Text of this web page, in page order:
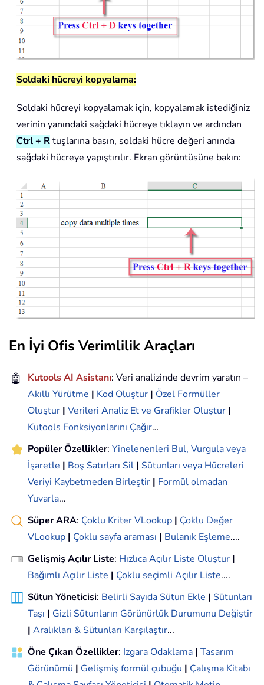
Soldaki hücreyi kopyalama:
Soldaki hücreyi kopyalamak için, kopyalamak istediğiniz
verinin yanındaki sağdaki hücreye tıklayın ve ardından
Ctrl + Rtuşlarına basın, soldaki hücre değeri anında
sağdaki hücreye yapıştırılır. Ekran görüntüsüne bakın:
En İyi Ofis Verimlilik Araçları
🤖 Kutools AI Asistanı: Veri analizinde devrim yaratın –
Akıllı Yürütme | Kod Oluştur | Özel Formüller
Oluştur | Verileri Analiz Et ve Grafikler Oluştur |
Kutools Fonksiyonlarını Çağır…
Popüler Özellikler: Yinelenenleri Bul, Vurgula veya
İşaretle | Boş Satırları Sil | Sütunları veya Hücreleri
Veriyi Kaybetmeden Birleştir | Formül olmadan
Yuvarla...
Süper ARA: Çoklu Kriter VLookup | Çoklu Değer
VLookup | Çoklu sayfa araması | Bulanık Eşleme....
Gelişmiş Açılır Liste: Hızlıca Açılır Liste Oluştur |
Bağımlı Açılır Liste | Çoklu seçimli Açılır Liste....
Sütun Yöneticisi: Belirli Sayıda Sütun Ekle | Sütunları
Taşı | Gizli Sütunların Görünürlük Durumunu Değiştir
| Aralıkları & Sütunları Karşılaştır...
Öne Çıkan Özellikler: Izgara Odaklama | Tasarım
Görünümü | Gelişmiş formül çubuğu | Çalışma Kitabı